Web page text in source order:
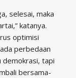
selesai, maka
katanya.
optimisi
perbedaan
demokrasi, tapi
bersama-